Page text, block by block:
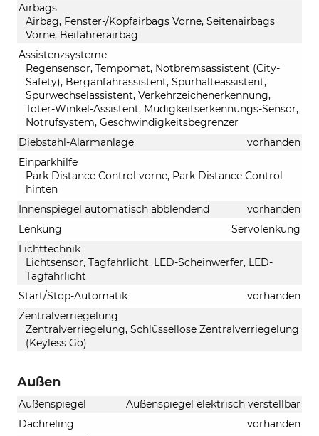
Airbags
Airbag, Fenster-/Kopfairbags Vorne, Seitenairbags
Vorne, Beifahrerairbag
Assistenzsysteme
Regensensor, Tempomat, Notbremsassistent (City-
Safety), Berganfahrassistent, Spurhalteassistent,
Spurwechselassistent, Verkehrzeichenerkennung,
Toter-Winkel-Assistent, Müdigkeitserkennungs-Sensor,
Notrufsystem, Geschwindigkeitsbegrenzer
Diebstahl-Alarmanlage
vorhanden
Einparkhilfe
Park Distance Control vorne, Park Distance Control
hinten
Innenspiegel automatisch abblendend
vorhanden
Lenkung
Servolenkung
Lichttechnik
Lichtsensor, Tagfahrlicht, LED-Scheinwerfer, LED-
Tagfahrlicht
Start/Stop-Automatik
vorhanden
Zentralverriegelung
Zentralverriegelung, Schlüssellose Zentralverriegelung
(Keyless Go)
Außen
Außenspiegel
Außenspiegel elektrisch verstellbar
Dachreling
vorhanden